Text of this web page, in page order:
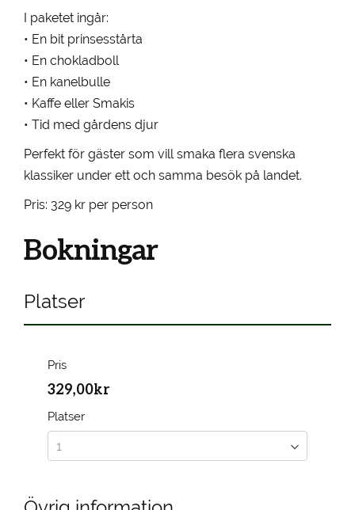
I paketet ingår:
• En bit prinsesstårta
• En chokladboll
• En kanelbulle
• Kaffe eller Smakis
• Tid med gårdens djur
Perfekt för gäster som vill smaka flera svenska
klassiker under ett och samma besök på landet.
Pris: 329 kr per person
Bokningar
Platser
Pris
329,00kr
Platser